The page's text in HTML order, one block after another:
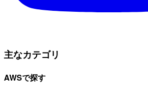
主なカテゴリ
AWSで探す